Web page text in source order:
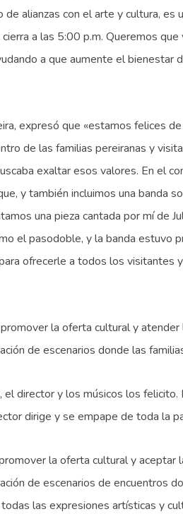
alianzas con el arte y cultura, es
a las 5:00 p.m. Queremos
a que aumente el bienestar
expresó que «estamos felices
de las familias pereiranas y
exaltar esos valores. En el
y también incluimos una banda
una pieza cantada por mí de
el pasodoble, y la banda estuvo
ofrecerle a todos los visitantes
la oferta cultural y
de escenarios donde las
director y los músicos los
dirige y se empape de toda la
la oferta cultural y aceptar
de escenarios de encuentros
las expresiones artísticas y